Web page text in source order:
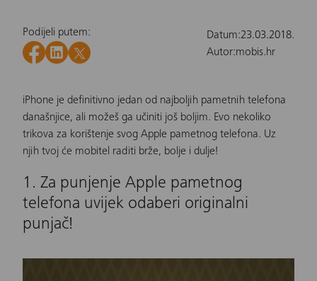
Podijeli putem: Datum:23.03.2018.
Autor:mobis.hr
iPhone je definitivno jedan od najboljih pametnih telefona
današnjice, ali možeš ga učiniti još boljim. Evo nekoliko
trikova za korištenje svog Apple pametnog telefona. Uz
njih tvoj će mobitel raditi brže, bolje i dulje!
1. Za punjenje Apple pametnog
telefona uvijek odaberi originalni
punjač!